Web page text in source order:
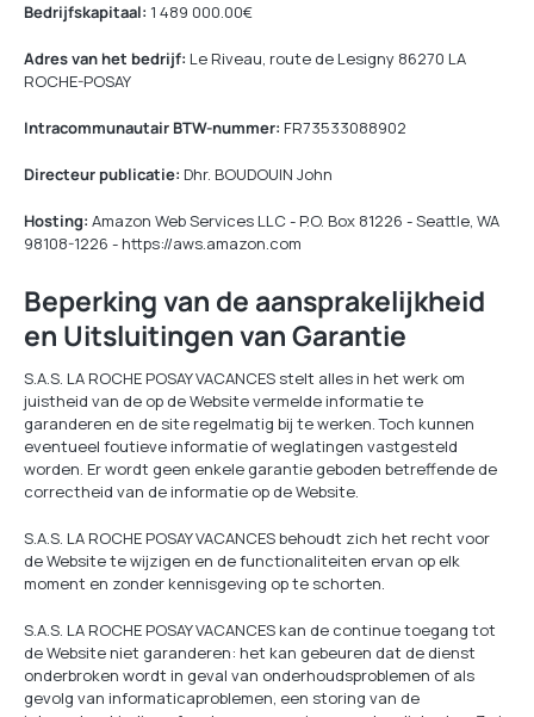
Bedrijfskapitaal: 1 489 000.00€
Adres van het bedrijf: Le Riveau, route de Lesigny 86270 LA
ROCHE-POSAY
Intracommunautair BTW-nummer: FR73533088902
Directeur publicatie: Dhr. BOUDOUIN John
Hosting: Amazon Web Services LLC - P.O. Box 81226 - Seattle, WA
98108-1226 - https://aws.amazon.com
Beperking van de aansprakelijkheid
en Uitsluitingen van Garantie
S.A.S. LA ROCHE POSAY VACANCES stelt alles in het werk om
juistheid van de op de Website vermelde informatie te
garanderen en de site regelmatig bij te werken. Toch kunnen
eventueel foutieve informatie of weglatingen vastgesteld
worden. Er wordt geen enkele garantie geboden betreffende de
correctheid van de informatie op de Website.
S.A.S. LA ROCHE POSAY VACANCES behoudt zich het recht voor
de Website te wijzigen en de functionaliteiten ervan op elk
moment en zonder kennisgeving op te schorten.
S.A.S. LA ROCHE POSAY VACANCES kan de continue toegang tot
de Website niet garanderen: het kan gebeuren dat de dienst
onderbroken wordt in geval van onderhoudsproblemen of als
gevolg van informaticaproblemen, een storing van de